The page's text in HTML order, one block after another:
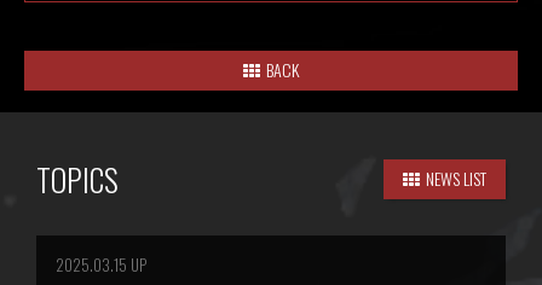
BACK
TOPICS NEWS LIST
2025.03.15 UP